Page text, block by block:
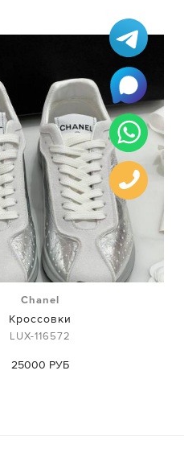
Chanel
Кроссовки
LUX-116572
25000 РУБ